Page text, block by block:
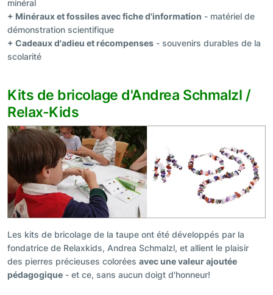
minéral
+ Minéraux et fossiles avec fiche d'information - matériel de
démonstration scientifique
+ Cadeaux d'adieu et récompenses - souvenirs durables de la
scolarité
Kits de bricolage d'Andrea Schmalzl /
Relax-Kids
Les kits de bricolage de la taupe ont été développés par la
fondatrice de Relaxkids, Andrea Schmalzl, et allient le plaisir
des pierres précieuses colorées avec une valeur ajoutée
pédagogique - et ce, sans aucun doigt d'honneur!